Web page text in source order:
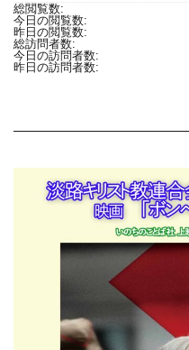
総閲覧数:
今日の閲覧数:
昨日の閲覧数:
総訪問者数:
今日の訪問者数:
昨日の訪問者数: